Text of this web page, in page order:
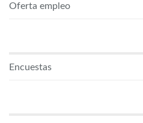
Oferta empleo
Encuestas